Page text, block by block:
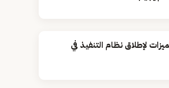
العدل: 5 مميزات لإطلاق نظام التنفيذ في